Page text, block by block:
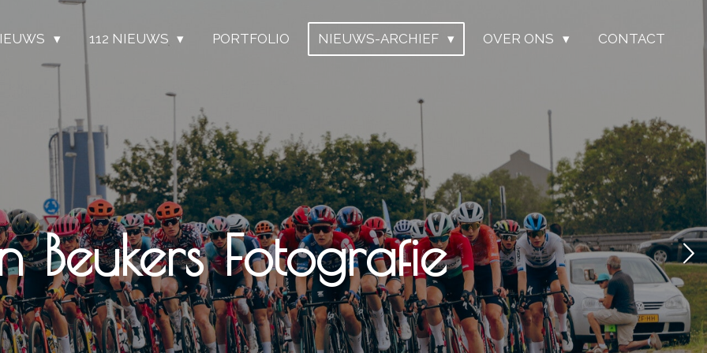
112 NIEUWS PORTFOLIO NIEUWS-ARCHIEF OVER ONS CONTACT
Beukers Fotografie